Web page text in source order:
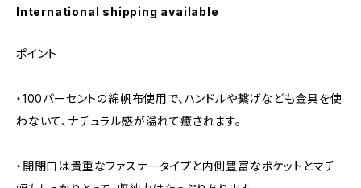
International shipping available
ポイント
・100パーセントの綿帆布使用で、ハンドルや繋げなども金具を使
わないて、ナチュラル感が溢れて癒されます。
・開閉口は貴重なファスナータイプと内側豊富なポケットとマチ